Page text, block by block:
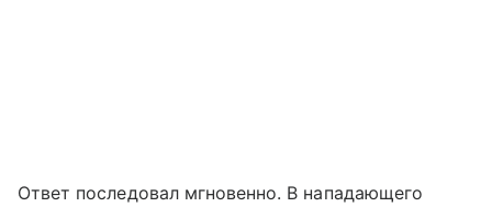
Ответ последовал мгновенно. В нападающего